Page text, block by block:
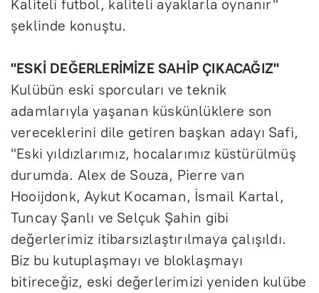
Kaliteli futbol, kaliteli ayaklarla oynanır"
şeklinde konuştu.
"ESKİ DEĞERLERİMİZE SAHİP ÇIKACAĞIZ"
Kulübün eski sporcuları ve teknik
adamlarıyla yaşanan küskünlüklere son
vereceklerini dile getiren başkan adayı Safi,
"Eski yıldızlarımız, hocalarımız küstürülmüş
durumda. Alex de Souza, Pierre van
Hooijdonk, Aykut Kocaman, İsmail Kartal,
Tuncay Şanlı ve Selçuk Şahin gibi
değerlerimiz itibarsızlaştırılmaya çalışıldı.
Biz bu kutuplaşmayı ve bloklaşmayı
bitireceğiz, eski değerlerimizi yeniden kulübe